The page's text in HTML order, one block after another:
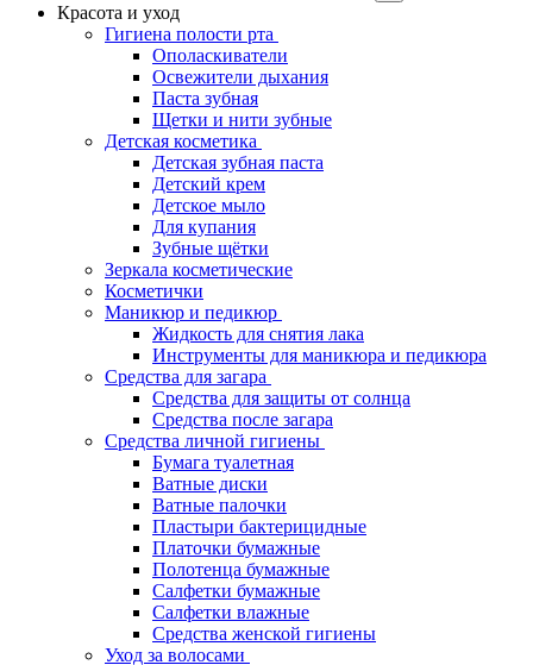
Красота и уход
Гигиена полости рта
Ополаскиватели
Освежители дыхания
Паста зубная
Щетки и нити зубные
Детская косметика
Детская зубная паста
Детский крем
Детское мыло
Для купания
Зубные щётки
Зеркала косметические
Косметички
Маникюр и педикюр
Жидкость для снятия лака
Инструменты для маникюра и педикюра
Средства для загара
Средства для защиты от солнца
Средства после загара
Средства личной гигиены
Бумага туалетная
Ватные диски
Ватные палочки
Пластыри бактерицидные
Платочки бумажные
Полотенца бумажные
Салфетки бумажные
Салфетки влажные
Средства женской гигиены
Уход за волосами